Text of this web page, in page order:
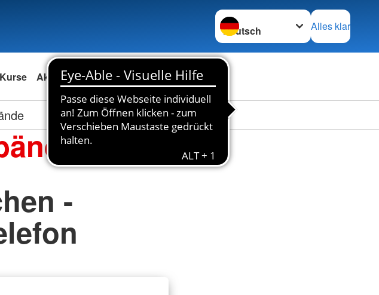
Sprache wechseln zu
Alles klar
Kurse Aktuell Spenden Das DRK
-